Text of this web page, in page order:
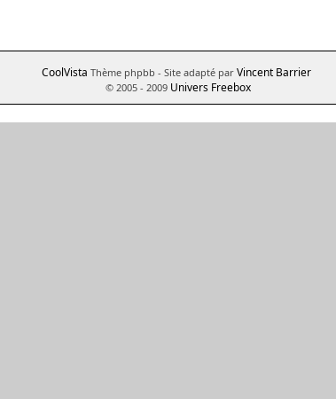
CoolVista Thème phpbb - Site adapté par Vincent Barrier
© 2005 - 2009 Univers Freebox